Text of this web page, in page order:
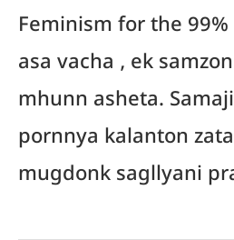
Feminism for the
asa vacha , ek
mhunn asheta.
pornnya kalanton
mugdonk sagllyani